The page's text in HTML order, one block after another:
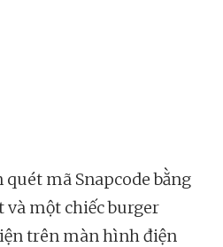
mã Snapcode bằng
và một chiếc burger
trên màn hình điện